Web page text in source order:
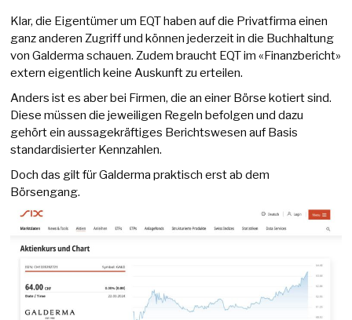
Klar, die Eigentümer um EQT haben auf die Privatfirma einen
ganz anderen Zugriff und können jederzeit in die Buchhaltung
von Galderma schauen. Zudem braucht EQT im «Finanzbericht»
extern eigentlich keine Auskunft zu erteilen.
Anders ist es aber bei Firmen, die an einer Börse kotiert sind.
Diese müssen die jeweiligen Regeln befolgen und dazu
gehört ein aussagekräftiges Berichtswesen auf Basis
standardisierter Kennzahlen.
Doch das gilt für Galderma praktisch erst ab dem
Börsengang.